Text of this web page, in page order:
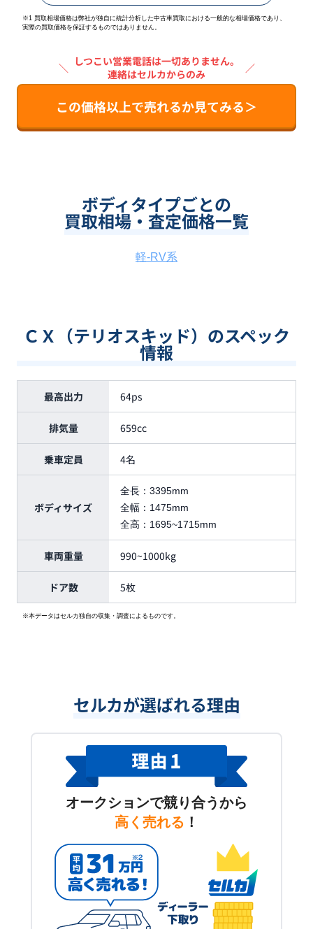
※1 買取相場価格は弊社が独自に統計分析した中古車買取における一般的な相場価格であり、
実際の買取価格を保証するものではありません。
＼ しつこい営業電話は一切ありません。
連絡はセルカからのみ
／
この価格以上で売れるか見てみる＞
ボディタイプごとの
買取相場・査定価格一覧
軽-RV系
ＣＸ（テリオスキッド）のスペック
情報
最高出力 64ps
排気量 659cc
乗車定員 4名
ボディサイズ
全長： 3395mm
全幅： 1475mm
全高： 1695~1715mm
車両重量 990~1000kg
ドア数 5枚
※本データはセルカ独自の収集・調査によるものです。
セルカが選ばれる理由
オークションで競り合うから
高く売れる ！